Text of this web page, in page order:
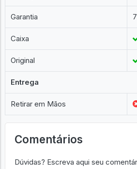
Garantia
Caixa
Original
Entrega
Retirar em Mãos
Comentários
Dúvidas? Escreva aqui seu